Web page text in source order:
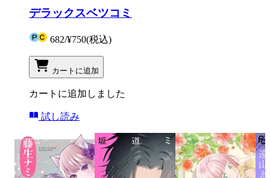
デラックスベツコミ
682/¥750(税込)
カートに追加
カートに追加しました
試し読み